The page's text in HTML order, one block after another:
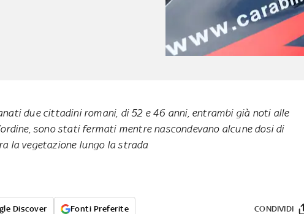
due cittadini romani, di 52 e 46 anni, entrambi già noti alle
sono stati fermati mentre nascondevano alcune dosi di
la vegetazione lungo la strada
Discover Fonti Preferite CONDIVIDI